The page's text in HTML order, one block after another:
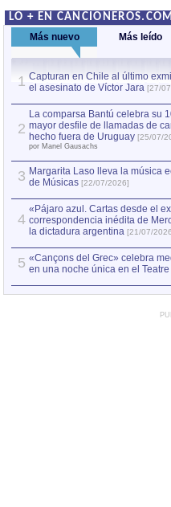
LO + EN CANCIONEROS.COM
Más nuevo Más leído
1 Capturan en Chile al último
el asesinato de Víctor Jara [27/
2
La comparsa Bantú celebra su
mayor desfile de llamadas de
hecho fuera de Uruguay [25/07/
por Manel Gausachs
3 Margarita Laso lleva la música
de Músicas [22/07/2026]
4
«Pájaro azul. Cartas desde el
correspondencia inédita de
la dictadura argentina [21/07/
5 «Cançons del Grec» celebra
en una noche única en el Teatre